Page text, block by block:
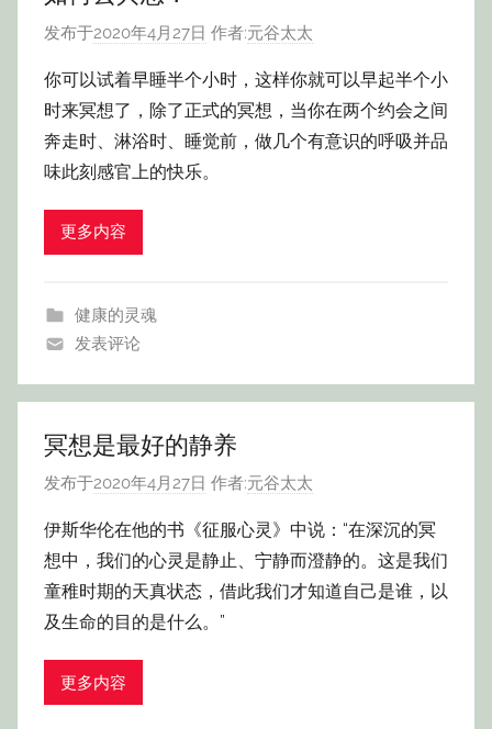
发布于2020年4月27日 作者:元谷太太
你可以试着早睡半个小时，这样你就可以早起半个小
时来冥想了，除了正式的冥想，当你在两个约会之间
奔走时、淋浴时、睡觉前，做几个有意识的呼吸并品
味此刻感官上的快乐。
更多内容
健康的灵魂
发表评论
冥想是最好的静养
发布于2020年4月27日 作者:元谷太太
伊斯华伦在他的书《征服心灵》中说：“在深沉的冥
想中，我们的心灵是静止、宁静而澄静的。这是我们
童稚时期的天真状态，借此我们才知道自己是谁，以
及生命的目的是什么。”
更多内容